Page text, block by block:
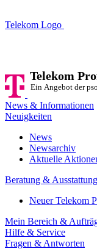
Telekom Logo
Telekom
Ein Angebot der
News & Informationen
Neuigkeiten
News
Newsarchiv
Aktuelle
Beratung & Ausstattung
Neuer Telekom
Mein Bereich &
Hilfe & Service
Fragen & Antworten